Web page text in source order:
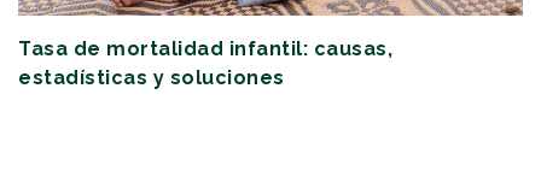
Tasa de mortalidad infantil: causas,
estadísticas y soluciones